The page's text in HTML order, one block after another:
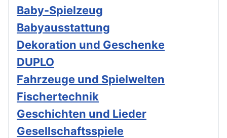
Baby-Spielzeug
Babyausstattung
Dekoration und Geschenke
DUPLO
Fahrzeuge und Spielwelten
Fischertechnik
Geschichten und Lieder
Gesellschaftsspiele